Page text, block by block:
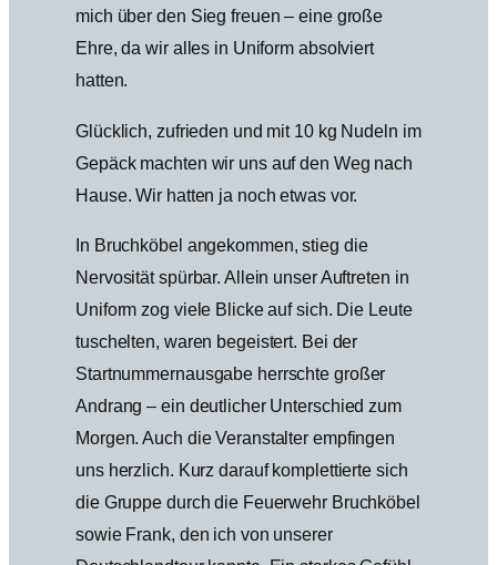
mich über den Sieg freuen – eine große
Ehre, da wir alles in Uniform absolviert
hatten.
Glücklich, zufrieden und mit 10 kg Nudeln im
Gepäck machten wir uns auf den Weg nach
Hause. Wir hatten ja noch etwas vor.
In Bruchköbel angekommen, stieg die
Nervosität spürbar. Allein unser Auftreten in
Uniform zog viele Blicke auf sich. Die Leute
tuschelten, waren begeistert. Bei der
Startnummernausgabe herrschte großer
Andrang – ein deutlicher Unterschied zum
Morgen. Auch die Veranstalter empfingen
uns herzlich. Kurz darauf komplettierte sich
die Gruppe durch die Feuerwehr Bruchköbel
sowie Frank, den ich von unserer